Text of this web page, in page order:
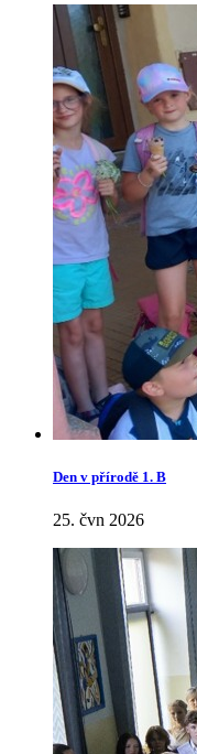
Den v přírodě 1. B
25. čvn 2026